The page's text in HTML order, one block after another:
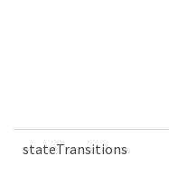
stateTransitions